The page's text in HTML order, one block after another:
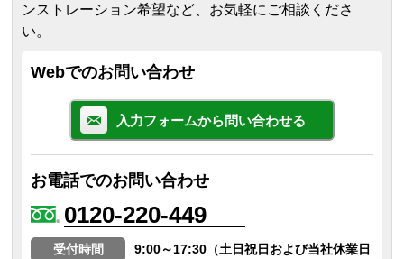
ンストレーション希望など、お気軽にご相談くださ
い。
Webでのお問い合わせ
入力フォームから問い合わせる
お電話でのお問い合わせ
0120-220-449
受付時間
9:00～17:30（土日祝日および当社休業日